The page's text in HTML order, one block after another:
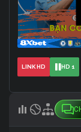
LINK HD HD 1